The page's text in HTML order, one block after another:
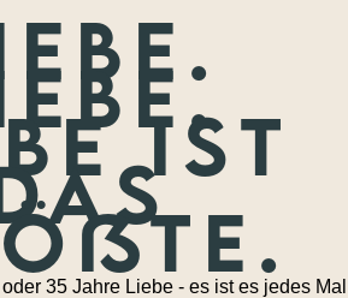
ist
35 Jahre Liebe - es ist es jedes Mal